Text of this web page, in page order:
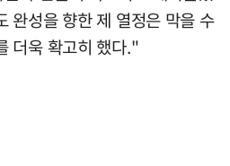
완성을 향한 제 열정은 막을 수
더욱 확고히 했다."